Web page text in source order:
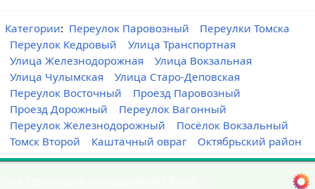
Категории: Переулок Паровозный
Переулки Томска
Переулок Кедровый
Улица Транспортная
Улица Железнодорожная
Улица Вокзальная
Улица Чулымская
Улица Старо-Деповская
Переулок Восточный
Проезд Паровозный
Проезд Дорожный
Переулок Вагонный
Переулок Железнодорожный
Посёлок Вокзальный
Томск Второй
Каштачный овраг Октябрьский район